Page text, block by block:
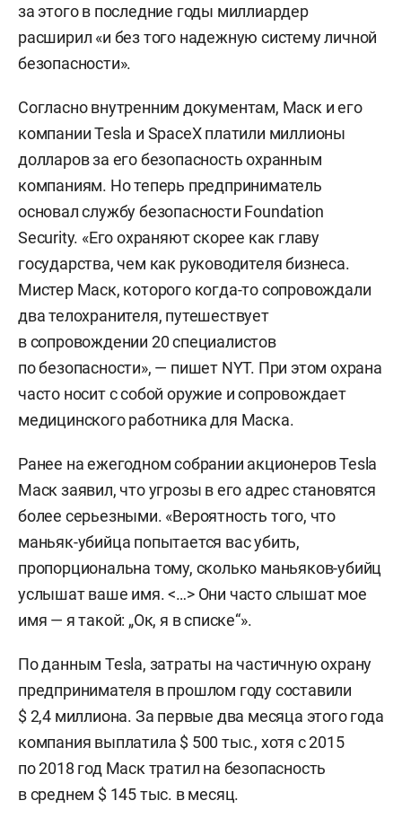
за этого в последние годы миллиардер
расширил «и без того надежную систему личной
безопасности».
Согласно внутренним документам, Маск и его
компании Tesla и SpaceX платили миллионы
долларов за его безопасность охранным
компаниям. Но теперь предприниматель
основал службу безопасности Foundation
Security. «Его охраняют скорее как главу
государства, чем как руководителя бизнеса.
Мистер Маск, которого когда-то сопровождали
два телохранителя, путешествует
в сопровождении 20 специалистов
по безопасности», — пишет NYT. При этом охрана
часто носит с собой оружие и сопровождает
медицинского работника для Маска.
Ранее на ежегодном собрании акционеров Tesla
Маск заявил, что угрозы в его адрес становятся
более серьезными. «Вероятность того, что
маньяк-убийца попытается вас убить,
пропорциональна тому, сколько маньяков-убийц
услышат ваше имя. <…> Они часто слышат мое
имя — я такой: „Ок, я в списке“».
По данным Tesla, затраты на частичную охрану
предпринимателя в прошлом году составили
$ 2,4 миллиона. За первые два месяца этого года
компания выплатила $ 500 тыс., хотя с 2015
по 2018 год Маск тратил на безопасность
в среднем $ 145 тыс. в месяц.